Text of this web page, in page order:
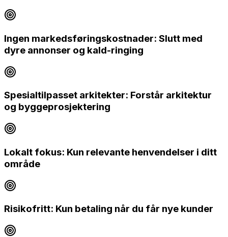
Ingen markedsføringskostnader: Slutt med
dyre annonser og kald-ringing
Spesialtilpasset arkitekter: Forstår arkitektur
og byggeprosjektering
Lokalt fokus: Kun relevante henvendelser i ditt
område
Risikofritt: Kun betaling når du får nye kunder